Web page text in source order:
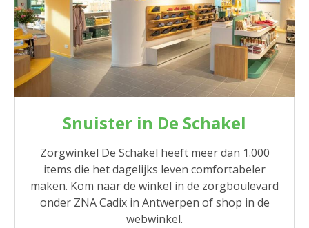
Snuister in De Schakel
Zorgwinkel De Schakel heeft meer dan 1.000
items die het dagelijks leven comfortabeler
maken. Kom naar de winkel in de zorgboulevard
onder ZNA Cadix in Antwerpen of shop in de
webwinkel.